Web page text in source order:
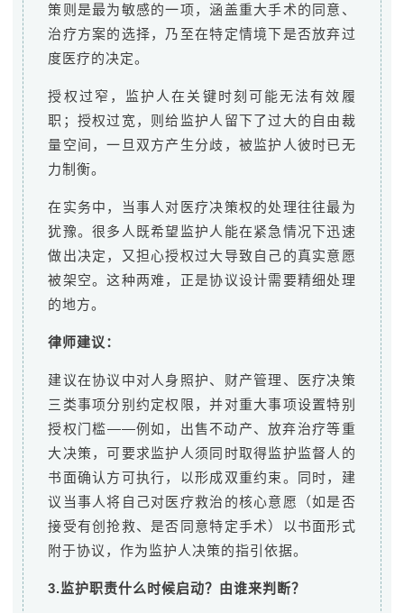
策则是最为敏感的一项，涵盖重大手术的同意、
治疗方案的选择，乃至在特定情境下是否放弃过
度医疗的决定。
授权过窄，监护人在关键时刻可能无法有效履
职；授权过宽，则给监护人留下了过大的自由裁
量空间，一旦双方产生分歧，被监护人彼时已无
力制衡。
在实务中，当事人对医疗决策权的处理往往最为
犹豫。很多人既希望监护人能在紧急情况下迅速
做出决定，又担心授权过大导致自己的真实意愿
被架空。这种两难，正是协议设计需要精细处理
的地方。
律师建议：
建议在协议中对人身照护、财产管理、医疗决策
三类事项分别约定权限，并对重大事项设置特别
授权门槛——例如，出售不动产、放弃治疗等重
大决策，可要求监护人须同时取得监护监督人的
书面确认方可执行，以形成双重约束。同时，建
议当事人将自己对医疗救治的核心意愿（如是否
接受有创抢救、是否同意特定手术）以书面形式
附于协议，作为监护人决策的指引依据。
3.监护职责什么时候启动？由谁来判断？